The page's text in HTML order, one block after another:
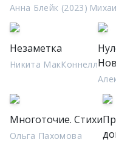
Анна Блейк (2023)
Незаметка
Никита МакКоннелл
Многоточие. Стихи
Ольга Пахомова